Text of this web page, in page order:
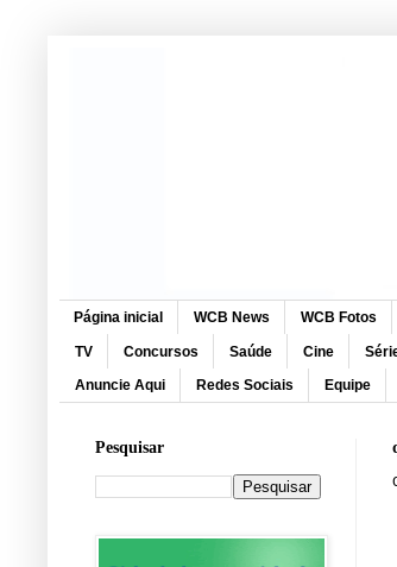
Página inicial WCB News WCB Fotos
TV Concursos Saúde Cine
Anuncie Aqui Redes Sociais Equipe
Pesquisar